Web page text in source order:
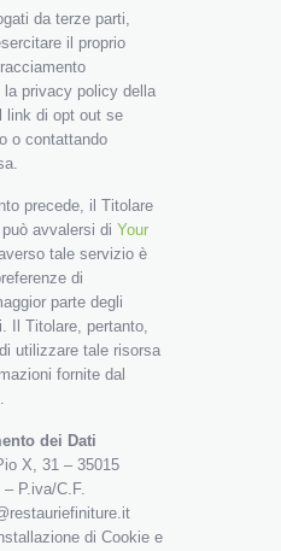
da terze parti,
il proprio
la privacy policy della
link di opt out se
o contattando
precede, il Titolare
avvalersi di Your
tale servizio è
di
parte degli
Il Titolare, pertanto,
utilizzare tale risorsa
fornite dal
dei Dati
X, 31 – 35015
P.iva/C.F.
di Cookie e